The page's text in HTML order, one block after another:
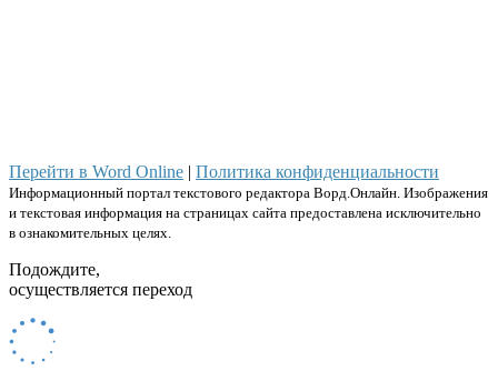
Перейти в Word Online | Политика конфиденциальности
Информационный портал текстового редактора Ворд.Онлайн. Изображения
и текстовая информация на страницах сайта предоставлена исключительно
в ознакомительных целях.
Подождите,
осуществляется переход